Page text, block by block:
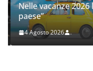
Nelle vacanze 2026
paese”
4 Agosto 2026 .